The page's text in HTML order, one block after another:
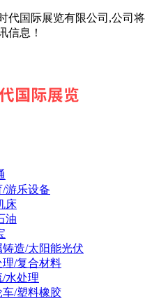
代国际展览有限公司,公司将
信息！
游乐设备
床
油
造/太阳能光伏
/复合材料
水处理
/塑料橡胶